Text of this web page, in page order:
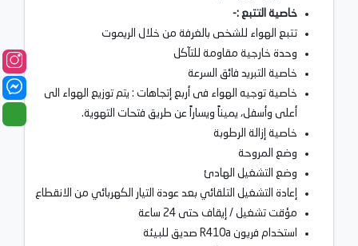
خاصية التتبع :-
ﺗﺘﺒﻊ اﻟﻬﻮاء ﻟﻠﺸﺨﺺ باﻟﻐﺮﻓﺔ ﻣﻦ ﺧﻼل اﻟﺮﻳﻤﻮت
وحدة خارجية مقاومة للتآكل
خاصية التبريد فائق السرعة
خاصية توجيه الهواء فى أربع إتجاهات : يتم توزيع الهواء الى
أعلى وأسفل، يميناً ويساراً عن طريق فتحات التهوية.
خاصية إزالة الرطوبة
وضع المروحة
وضع التشغيل الهادئ
إعادة التشغيل التلقائي بعد عودة التيار الكهربائي من الانقطاع
مؤقت تشغيل / إيقاف حتى 24 ساعة
استخدام فريون R410a صديق للبيئة